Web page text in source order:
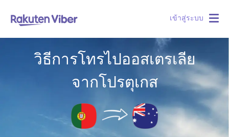
เข้าสู่ระบบ
วิธีการโทรไปออสเตรเลีย
จากโปรตุเกส